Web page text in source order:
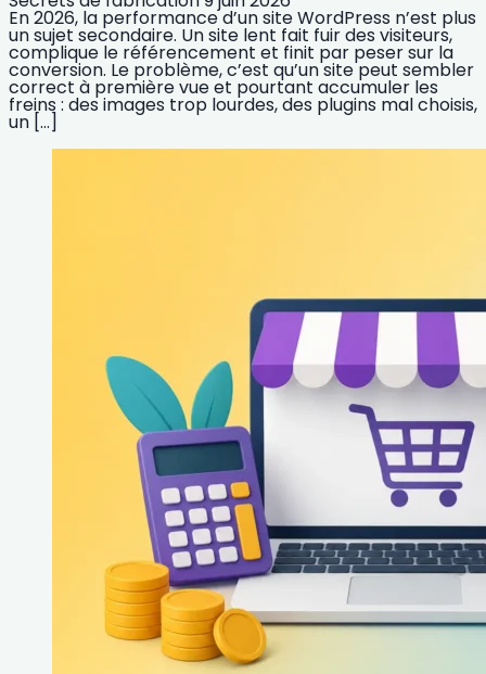
En 2026, la performance d’un site WordPress n’est plus
un sujet secondaire. Un site lent fait fuir des visiteurs,
complique le référencement et finit par peser sur la
conversion. Le problème, c’est qu’un site peut sembler
correct à première vue et pourtant accumuler les
freins : des images trop lourdes, des plugins mal choisis,
un […]